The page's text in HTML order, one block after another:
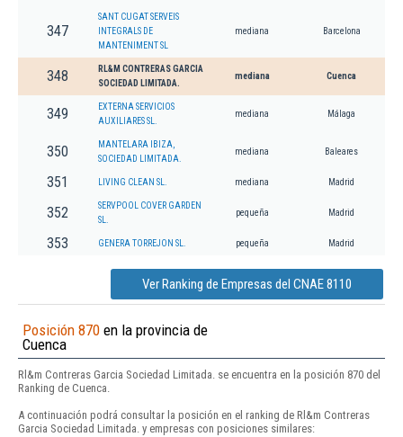
347
SANT CUGAT SERVEIS
INTEGRALS DE
MANTENIMENT SL
mediana Barcelona
348
RL&M CONTRERAS GARCIA
SOCIEDAD LIMITADA.
mediana Cuenca
349
EXTERNA SERVICIOS
AUXILIARES SL.
mediana Málaga
350
MANTELARA IBIZA,
SOCIEDAD LIMITADA.
mediana Baleares
351 LIVING CLEAN SL. mediana Madrid
352
SERVPOOL COVER GARDEN
SL.
pequeña Madrid
353 GENERA TORREJON SL. pequeña Madrid
Ver Ranking de Empresas del CNAE 8110
Posición 870 en la provincia de
Cuenca
Rl&m Contreras Garcia Sociedad Limitada. se encuentra en la posición 870 del
Ranking de Cuenca.
A continuación podrá consultar la posición en el ranking de Rl&m Contreras
Garcia Sociedad Limitada. y empresas con posiciones similares: